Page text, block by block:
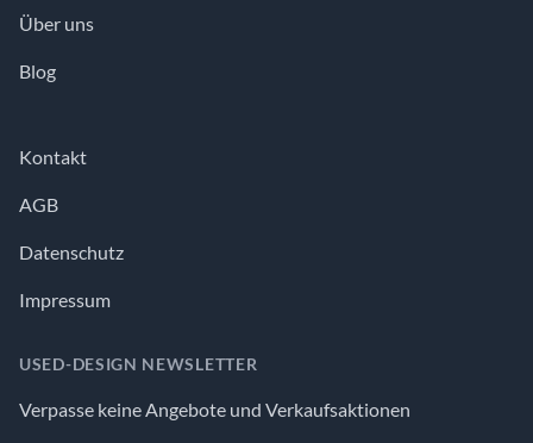
Über uns
Blog
Kontakt
AGB
Datenschutz
Impressum
USED-DESIGN NEWSLETTER
Verpasse keine Angebote und Verkaufsaktionen